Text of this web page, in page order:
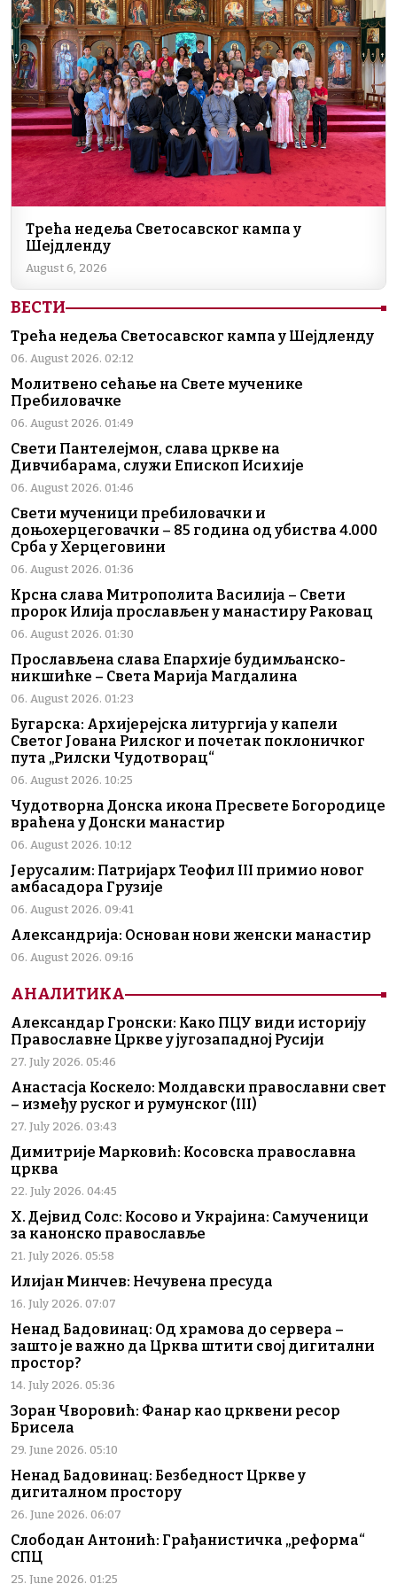
Трећа недеља Светосавског кампа у
Шејдленду
August 6, 2026
ВЕСТИ
Трећа недеља Светосавског кампа у Шејдленду
06. August 2026. 02:12
Молитвено сећање на Свете мученике
Пребиловачке
06. August 2026. 01:49
Свети Пантелејмон, слава цркве на
Дивчибарама, служи Епископ Исихије
06. August 2026. 01:46
Свети мученици пребиловачки и
доњохерцеговачки – 85 година од убиства 4.000
Срба у Херцеговини
06. August 2026. 01:36
Крсна слава Митрополита Василија – Свети
пророк Илија прослављен у манастиру Раковац
06. August 2026. 01:30
Прослављена слава Епархије будимљанско-
никшићке – Света Марија Магдалина
06. August 2026. 01:23
Бугарска: Архијерејска литургија у капели
Светог Јована Рилског и почетак поклоничког
пута „Рилски Чудотворац“
06. August 2026. 10:25
Чудотворна Донска икона Пресвете Богородице
враћена у Донски манастир
06. August 2026. 10:12
Јерусалим: Патријарх Теофил III примио новог
амбасадора Грузије
06. August 2026. 09:41
Александрија: Основан нови женски манастир
06. August 2026. 09:16
АНАЛИТИКА
Александар Гронски: Како ПЦУ види историју
Православне Цркве у југозападној Русији
27. July 2026. 05:46
Анастасја Коскело: Молдавски православни свет
– између руског и румунског (III)
27. July 2026. 03:43
Димитрије Марковић: Косовска православна
црква
22. July 2026. 04:45
Х. Дејвид Солс: Косово и Украјина: Самученици
за канонско православље
21. July 2026. 05:58
Илијан Минчев: Нечувена пресуда
16. July 2026. 07:07
Ненад Бадовинац: Од храмова до сервера –
зашто је важно да Црква штити свој дигитални
простор?
14. July 2026. 05:36
Зоран Чворовић: Фанар као црквени ресор
Брисела
29. June 2026. 05:10
Ненад Бадовинац: Безбедност Цркве у
дигиталном простору
26. June 2026. 06:07
Слободан Антонић: Грађанистичка „реформа“
СПЦ
25. June 2026. 01:25